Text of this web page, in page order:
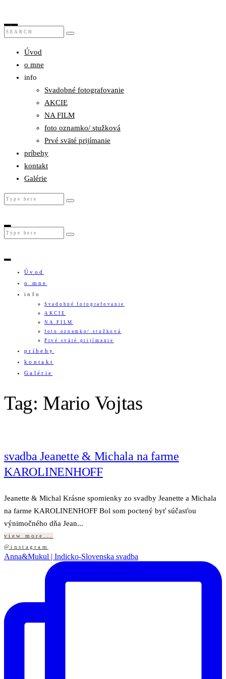
Úvod
o mne
info
Svadobné fotografovanie
AKCIE
NA FILM
foto oznamko/ stužková
Prvé sväté prijímanie
príbehy
kontakt
Galérie
Úvod
o mne
info
Svadobné fotografovanie
AKCIE
NA FILM
foto oznamko/ stužková
Prvé sväté prijímanie
príbehy
kontakt
Galérie
Tag: Mario Vojtas
svadba Jeanette & Michala na farme
KAROLINENHOFF
Jeanette & Michal Krásne spomienky zo svadby Jeanette a Michala
na farme KAROLINENHOFF Bol som poctený byť súčasťou
výnimočného dňa Jean...
view more...
@instagram
Anna&Mukul | Indicko-Slovenska svadba